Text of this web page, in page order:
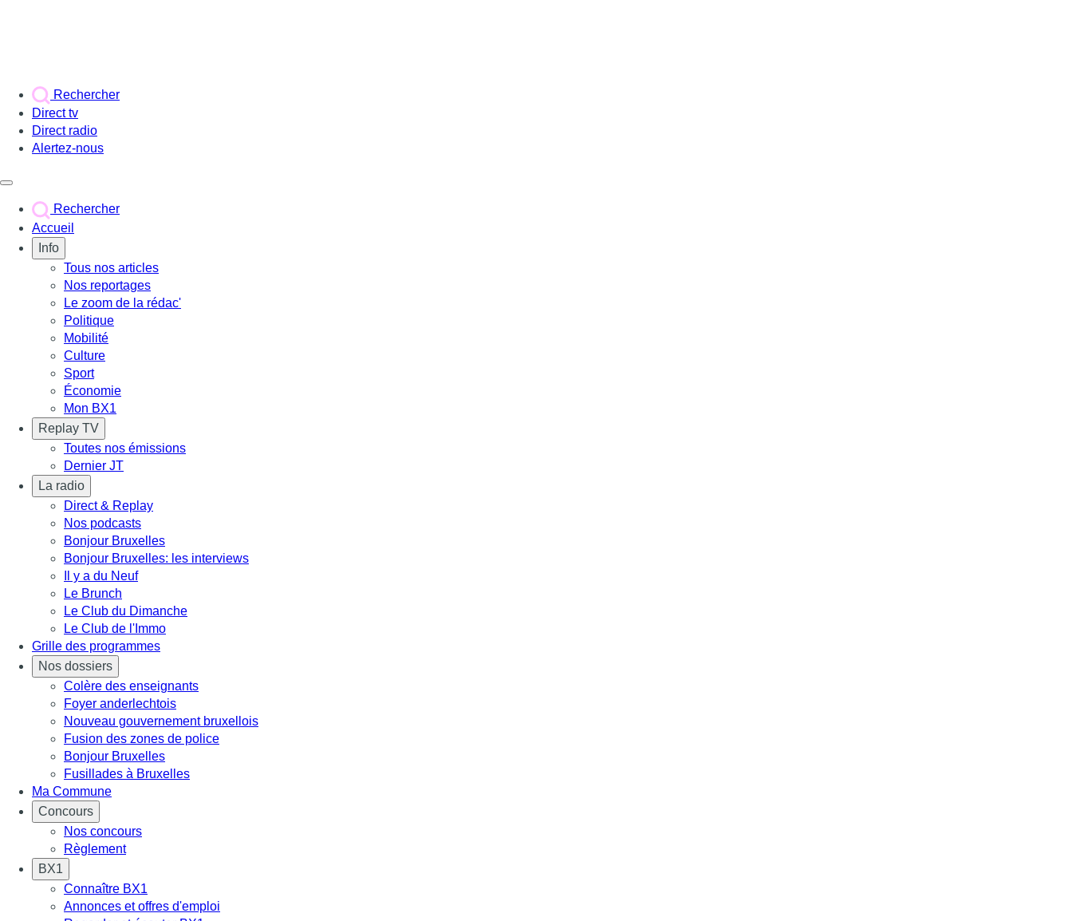
Rechercher
Direct tv
Direct radio
Alertez-nous
Rechercher
Accueil
Info
Tous nos articles
Nos reportages
Le zoom de la rédac'
Politique
Mobilité
Culture
Sport
Économie
Mon BX1
Replay TV
Toutes nos émissions
Dernier JT
La radio
Direct & Replay
Nos podcasts
Bonjour Bruxelles
Bonjour Bruxelles: les interviews
Il y a du Neuf
Le Brunch
Le Club du Dimanche
Le Club de l'Immo
Grille des programmes
Nos dossiers
Colère des enseignants
Foyer anderlechtois
Nouveau gouvernement bruxellois
Fusion des zones de police
Bonjour Bruxelles
Fusillades à Bruxelles
Ma Commune
Concours
Nos concours
Règlement
BX1
Connaître BX1
Annonces et offres d'emploi